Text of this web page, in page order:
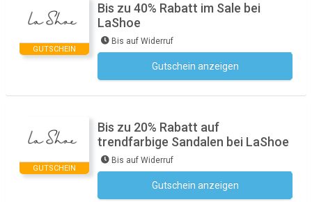
GUTSCHEIN
Bis zu 40% Rabatt im Sale bei
LaShoe
Bis auf Widerruf
Gutschein anzeigen
GUTSCHEIN
Bis zu 20% Rabatt auf
trendfarbige Sandalen bei LaShoe
Bis auf Widerruf
Gutschein anzeigen